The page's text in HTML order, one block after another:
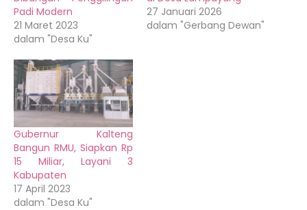
Padi Modern
21 Maret 2023
dalam "Desa Ku"
27 Januari 2026
dalam "Gerbang Dewan"
Gubernur Kalteng
Bangun RMU, Siapkan Rp
15 Miliar, Layani 3
Kabupaten
17 April 2023
dalam "Desa Ku"